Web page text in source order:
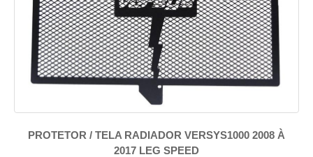
PROTETOR / TELA RADIADOR VERSYS1000 2008 À
2017 LEG SPEED